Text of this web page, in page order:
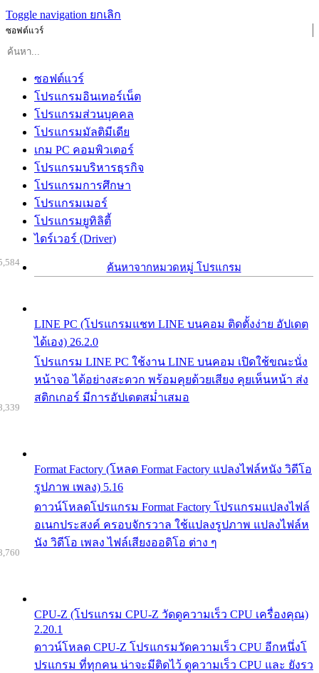
Toggle navigation ยกเลิก
ซอฟต์แวร์
ซอฟต์แวร์
โปรแกรมอินเทอร์เน็ต
โปรแกรมส่วนบุคคล
โปรแกรมมัลติมีเดีย
เกม PC คอมพิวเตอร์
โปรแกรมบริหารธุรกิจ
โปรแกรมการศึกษา
โปรแกรมเมอร์
โปรแกรมยูทิลิตี้
ไดร์เวอร์ (Driver)
ค้นหาจากหมวดหมู่ โปรแกรม
LINE PC (โปรแกรมแชท LINE บนคอม ติดตั้งง่าย อัปเดต
ได้เอง) 26.2.0
โปรแกรม LINE PC ใช้งาน LINE บนคอม เปิดใช้ขณะนั่ง
หน้าจอ ได้อย่างสะดวก พร้อมคุยด้วยเสียง คุยเห็นหน้า ส่ง
สติกเกอร์ มีการอัปเดตสม่ำเสมอ
Format Factory (โหลด Format Factory แปลงไฟล์หนัง วิดีโอ
รูปภาพ เพลง) 5.16
ดาวน์โหลดโปรแกรม Format Factory โปรแกรมแปลงไฟล์
อเนกประสงค์ ครอบจักรวาล ใช้แปลงรูปภาพ แปลงไฟล์ห
นัง วิดีโอ เพลง ไฟล์เสียงออดิโอ ต่าง ๆ
CPU-Z (โปรแกรม CPU-Z วัดดูความเร็ว CPU เครื่องคุณ)
2.20.1
ดาวน์โหลด CPU-Z โปรแกรมวัดความเร็ว CPU อีกหนึ่งโ
ปรแกรม ที่ทุกคน น่าจะมีติดไว้ ดูความเร็ว CPU และ ยังรว